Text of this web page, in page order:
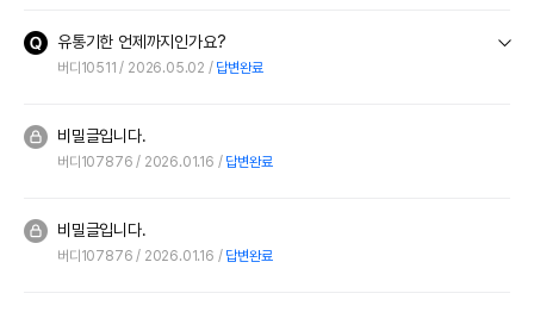
유통기한 언제까지인가요?
버디10511 2026.05.02 답변완료
비밀글입니다.
버디107876 2026.01.16 답변완료
비밀글입니다.
버디107876 2026.01.16 답변완료